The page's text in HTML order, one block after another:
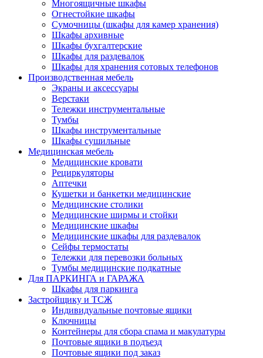
Многоящичные шкафы
Огнестойкие шкафы
Сумочницы (шкафы для камер хранения)
Шкафы архивные
Шкафы бухгалтерские
Шкафы для раздевалок
Шкафы для хранения сотовых телефонов
Производственная мебель
Экраны и аксессуары
Верстаки
Тележки инструментальные
Тумбы
Шкафы инструментальные
Шкафы сушильные
Медицинская мебель
Медицинские кровати
Рециркуляторы
Аптечки
Кушетки и банкетки медицинские
Медицинские столики
Медицинские ширмы и стойки
Медицинские шкафы
Медицинские шкафы для раздевалок
Сейфы термостаты
Тележки для перевозки больных
Тумбы медицинские подкатные
Для ПАРКИНГА и ГАРАЖА
Шкафы для паркинга
Застройщику и ТСЖ
Индивидуальные почтовые ящики
Ключницы
Контейнеры для сбора спама и макулатуры
Почтовые ящики в подъезд
Почтовые ящики под заказ